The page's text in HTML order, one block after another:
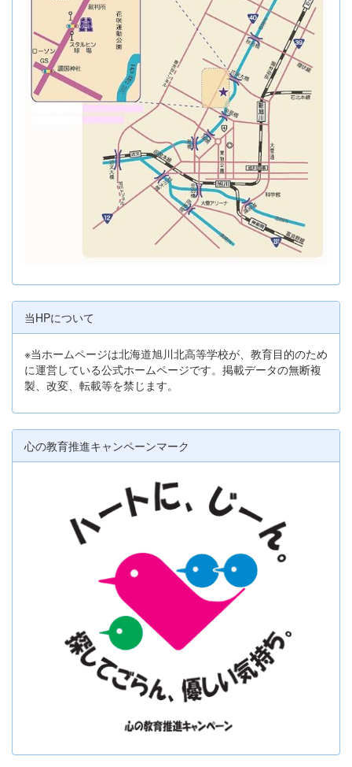
当HPについて
※当ホームページは北海道旭川北高等学校が、教育目的のため
に運営している公式ホームページです。掲載データの無断複
製、改変、転載等を禁じます。
心の教育推進キャンペーンマーク